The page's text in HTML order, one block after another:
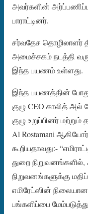
அவர்களின்
பாராட்டினர்.
சர்வதேச
அமைச்சகம் நடத்தி
இந்த பயணம் உள்ளது.
இந்த பயணத்தின்
குழு CEO காலித் அல்
குழு உறுப்பினர்
Al Rostamani
கூறியதாவது:-
துறை
நிறுவனங்களுக்கு
எமிரேட்ஸின்
பங்களிப்பை